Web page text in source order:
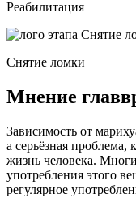
Реабилитация
Снятие ломки
Мнение
Зависимость от
а серьёзная проблема,
жизнь человека.
употребления этого
регулярное